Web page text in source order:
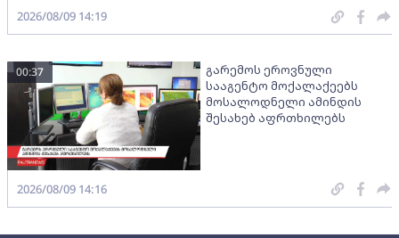
2026/08/09 14:19
გარემოს ეროვნული
სააგენტო მოქალაქეებს
მოსალოდნელი ამინდის
შესახებ აფრთხილებს
00:37
2026/08/09 14:16